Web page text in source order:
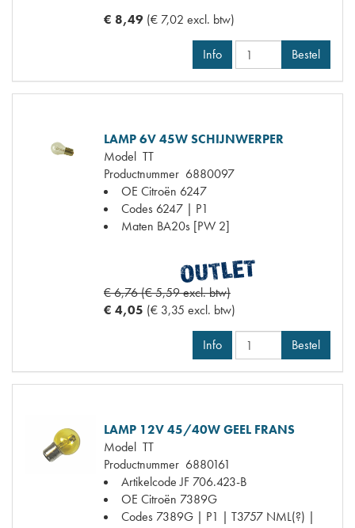
€ 8,49 (€ 7,02 excl. btw)
Info Bestel
LAMP 6V 45W SCHIJNWERPER
Model TT
Productnummer 6880097
OE Citroën 6247
Codes 6247 | P1
Maten BA20s [PW 2]
€ 6,76 (€ 5,59 excl. btw)
€ 4,05 (€ 3,35 excl. btw)
Info Bestel
LAMP 12V 45/40W GEEL FRANS
Model TT
Productnummer 6880161
Artikelcode JF 706.423-B
OE Citroën 7389G
Codes 7389G | P1 | T3757 NML(?) |